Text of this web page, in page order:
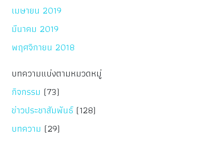
เมษายน 2019
มีนาคม 2019
พฤศจิกายน 2018
บทความแบ่งตามหมวดหมู่
กิจกรรม (73)
ข่าวประชาสัมพันธ์(128)
บทความ (29)